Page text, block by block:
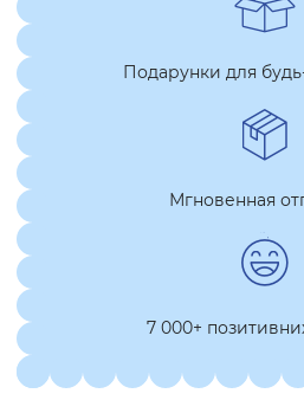
Подарунки для
Мгновенная
7 000+